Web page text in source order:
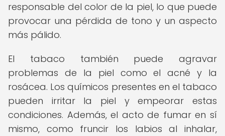
responsable del color de la piel, lo que puede
provocar una pérdida de tono y un aspecto
más pálido.
El tabaco también puede agravar
problemas de la piel como el acné y la
rosácea. Los químicos presentes en el tabaco
pueden irritar la piel y empeorar estas
condiciones. Además, el acto de fumar en sí
mismo, como fruncir los labios al inhalar,